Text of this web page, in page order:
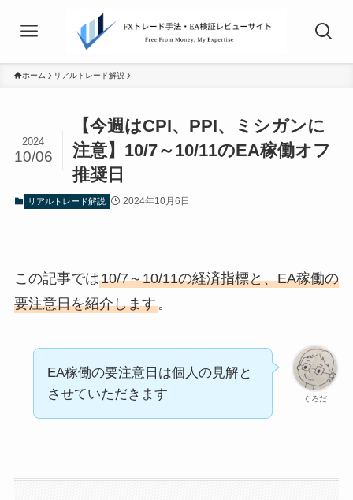
ホーム リアルトレード解説
【今週はCPI、PPI、ミシガンに
注意】10/7～10/11のEA稼働オフ
推奨日
2024
10/06
リアルトレード解説 2024年10月6日
この記事では10/7～10/11の経済指標と、EA稼働の
要注意日を紹介します。
くろだ
EA稼働の要注意日は個人の見解と
させていただきます